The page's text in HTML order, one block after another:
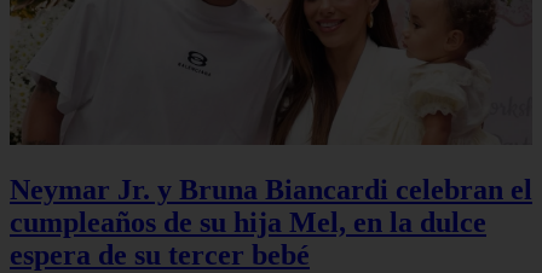
Neymar Jr. y Bruna Biancardi celebran el
cumpleaños de su hija Mel, en la dulce
espera de su tercer bebé